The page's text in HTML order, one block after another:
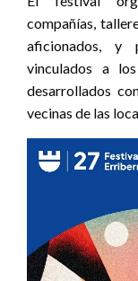
compañías,
aficionados, y
vinculados a
desarrollados
vecinas de las